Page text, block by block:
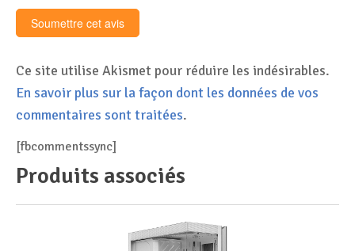
Ce site utilise Akismet pour réduire les indésirables.
En savoir plus sur la façon dont les données de vos
commentaires sont traitées.
[fbcommentssync]
Produits associés